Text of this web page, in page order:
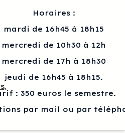
Horaires :
mardi de 16h45 à 18h15
mercredi de 10h30 à 12h
mercredi de 17h à 18h30
jeudi de 16h45 à 18h15.
: 350 euros le semestre.
par mail ou par